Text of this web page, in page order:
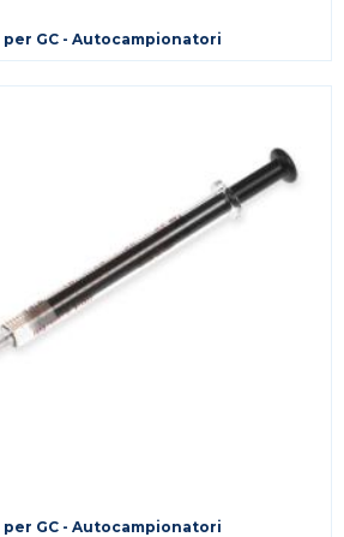
GC - Autocampionatori
GC - Autocampionatori